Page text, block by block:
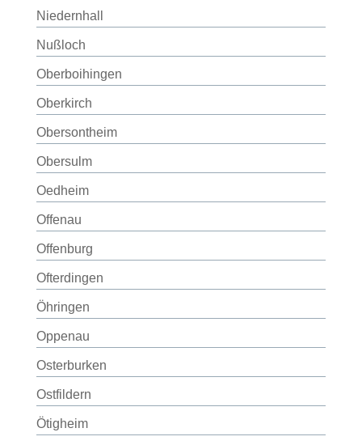
Niedernhall
Nußloch
Oberboihingen
Oberkirch
Obersontheim
Obersulm
Oedheim
Offenau
Offenburg
Ofterdingen
Öhringen
Oppenau
Osterburken
Ostfildern
Ötigheim